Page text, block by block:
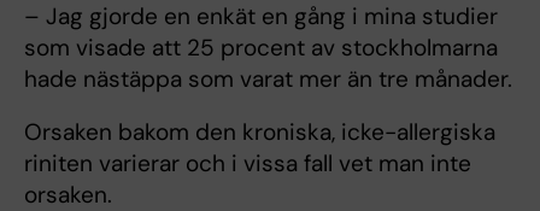
– Jag gjorde en enkät en gång i mina studier
som visade att 25 procent av stockholmarna
hade nästäppa som varat mer än tre månader.
Orsaken bakom den kroniska, icke-allergiska
riniten varierar och i vissa fall vet man inte
orsaken.